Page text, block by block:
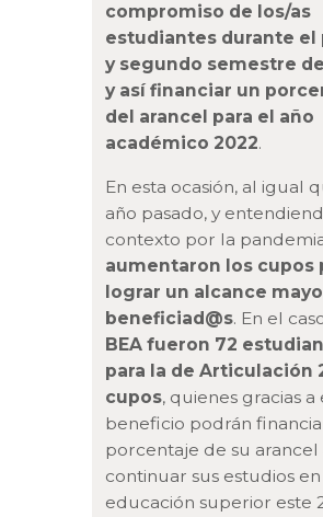
compromiso de los/as
estudiantes durante el
y segundo semestre
y así financiar un
del arancel para el año
académico 2022.
En esta ocasión, al igual
año pasado, y
contexto por la
aumentaron los cupos
lograr un alcance
beneficiad@s. En el
BEA fueron 72
para la de Articulación
cupos, quienes gracias a
beneficio podrán
porcentaje de su arancel
continuar sus estudios
educación superior este